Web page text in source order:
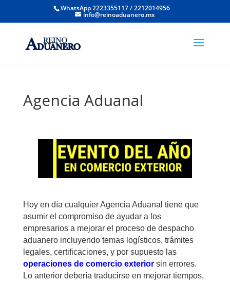
WhatsApp 2223355117 / 2212014956
info@reinoaduanero.mx
Agencia Aduanal
Hoy en día cualquier Agencia Aduanal tiene que
asumir el compromiso de ayudar a los
empresarios a mejorar el proceso de despacho
aduanero incluyendo temas logísticos, trámites
legales, certificaciones, y por supuesto las
operaciones de comercio exteriorsin errores.
Lo anterior debería traducirse en mejorar tiempos,